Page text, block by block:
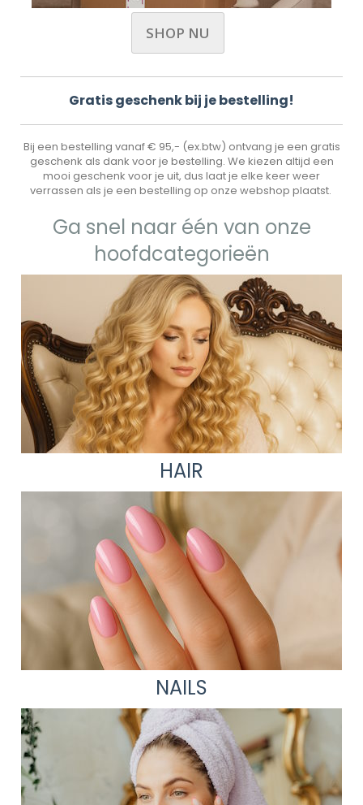
SHOP NU
Gratis geschenk bij je bestelling!
Bij een bestelling vanaf € 95,- (ex.btw) ontvang je een gratis
geschenk als dank voor je bestelling. We kiezen altijd een
mooi geschenk voor je uit, dus laat je elke keer weer
verrassen als je een bestelling op onze webshop plaatst.
Ga snel naar één van onze
hoofdcategorieën
HAIR
NAILS